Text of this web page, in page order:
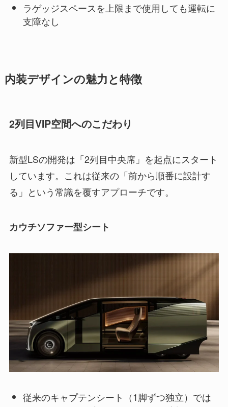
ラゲッジスペースを上限まで使用しても運転に
支障なし
内装デザインの魅力と特徴
2列目VIP空間へのこだわり
新型LSの開発は「2列目中央席」を起点にスタート
しています。これは従来の「前から順番に設計す
る」という常識を覆すアプローチです。
カウチソファー型シート
従来のキャプテンシート（1脚ずつ独立）では